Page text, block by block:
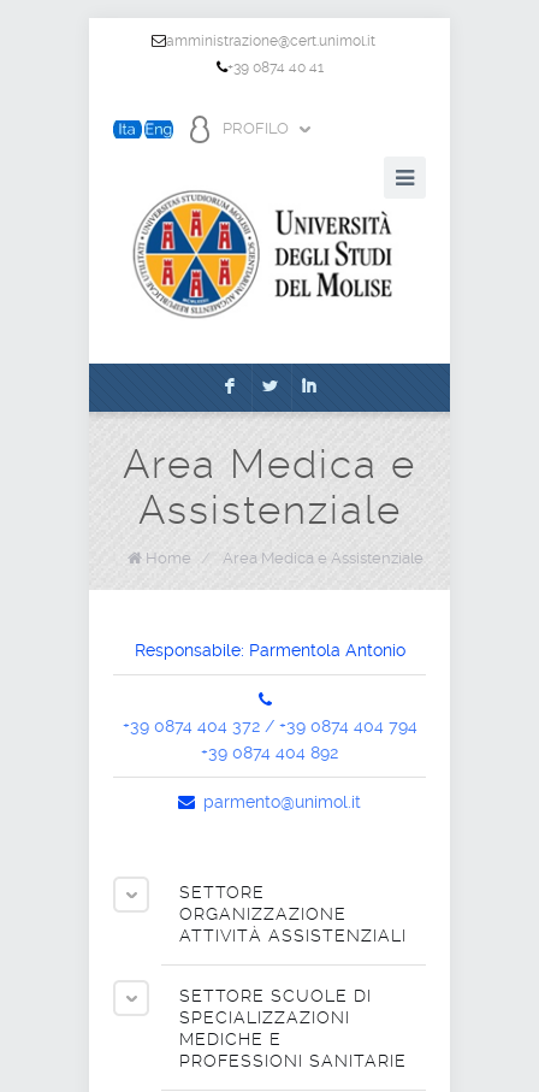
amministrazione@cert.unimol.it
+39 0874 40 41
PROFILO
F L I
Area Medica e
Assistenziale
Home / Area Medica e Assistenziale
Responsabile: Parmentola Antonio
+39 0874 404 372 / +39 0874 404 794
+39 0874 404 892
parmento@unimol.it
SETTORE
ORGANIZZAZIONE
ATTIVITÀ ASSISTENZIALI
SETTORE SCUOLE DI
SPECIALIZZAZIONI
MEDICHE E
PROFESSIONI SANITARIE